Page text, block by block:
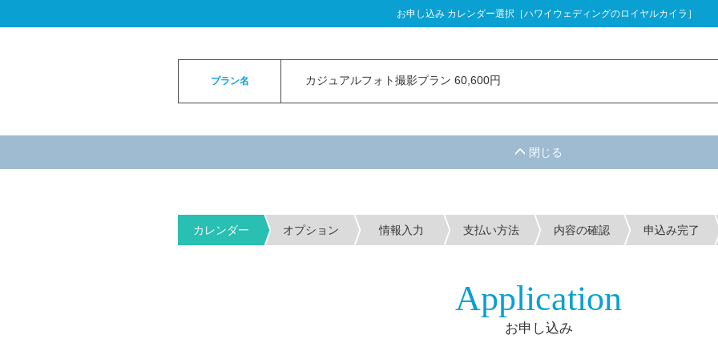
お申し込み カレンダー選択［ハワイウェディングのロイヤルカイラ］
プラン名 カジュアルフォト撮影プラン 60,600円
お申し込み カレンダー選択
カレンダー オプション 情報入力 支払い方法 内容の確認 申込み完了
Application
お申し込み